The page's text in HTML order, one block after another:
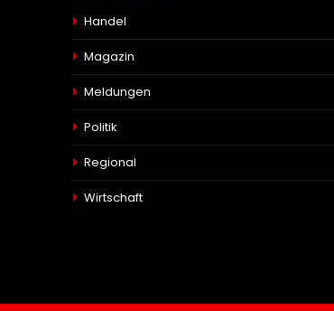
Handel
Magazin
Meldungen
Politik
Regional
Wirtschaft